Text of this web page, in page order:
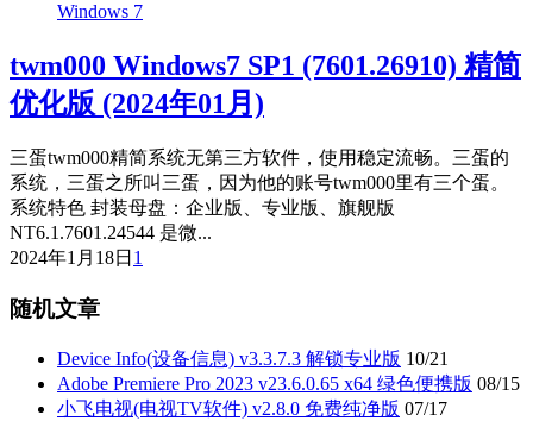
Windows 7
twm000 Windows7 SP1 (7601.26910) 精简
优化版 (2024年01月)
三蛋twm000精简系统无第三方软件，使用稳定流畅。三蛋的
系统，三蛋之所叫三蛋，因为他的账号twm000里有三个蛋。
系统特色 封装母盘：企业版、专业版、旗舰版
NT6.1.7601.24544 是微...
2024年1月18日 1
随机文章
Device Info(设备信息) v3.3.7.3 解锁专业版 10/21
Adobe Premiere Pro 2023 v23.6.0.65 x64 绿色便携版 08/15
小飞电视(电视TV软件) v2.8.0 免费纯净版 07/17